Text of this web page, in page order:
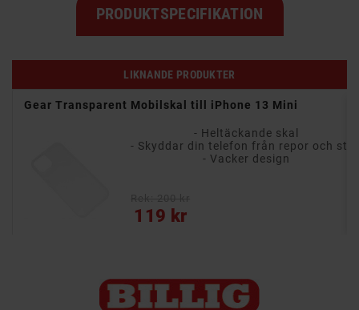
PRODUKTSPECIFIKATION
LIKNANDE PRODUKTER
Gear Transparent Mobilskal till iPhone 13 Mini
- Heltäckande skal
- Vacker design
119 kr
Pris